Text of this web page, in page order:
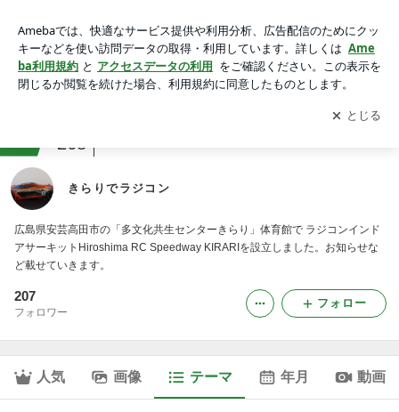
アプリをダウンロードして ブログの更新通知
を受け取りまし
ょう。
開く
268
きらりでラジコン
広島県安芸高田市の「多文化共生センターきらり」体育館で ラジコンインド
アサーキットHiroshima RC Speedway KIRARIを設立しました。お知らせな
ど載せていきます。
207
フォロワー
フォロー
人気 画像 テーマ 年月 動画